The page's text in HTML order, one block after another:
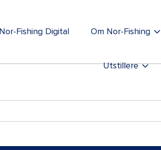
Nor-Fishing Digital Om Nor-Fishing
Utstillere